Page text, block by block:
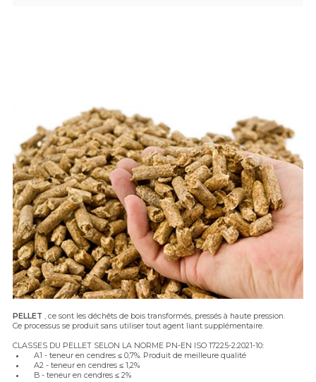
PELLET , ce sont les déchêts de bois transformés, pressés à haute pression.
Ce processus se produit sans utiliser tout agent liant supplémentaire.
CLASSES DU PELLET SELON LA NORME PN-EN ISO 17225-2:2021-10:
A1 - teneur en cendres ≤ 0,7%. Produit de meilleure qualité
A2 - teneur en cendres ≤ 1,2%
B - teneur en cendres ≤ 2%